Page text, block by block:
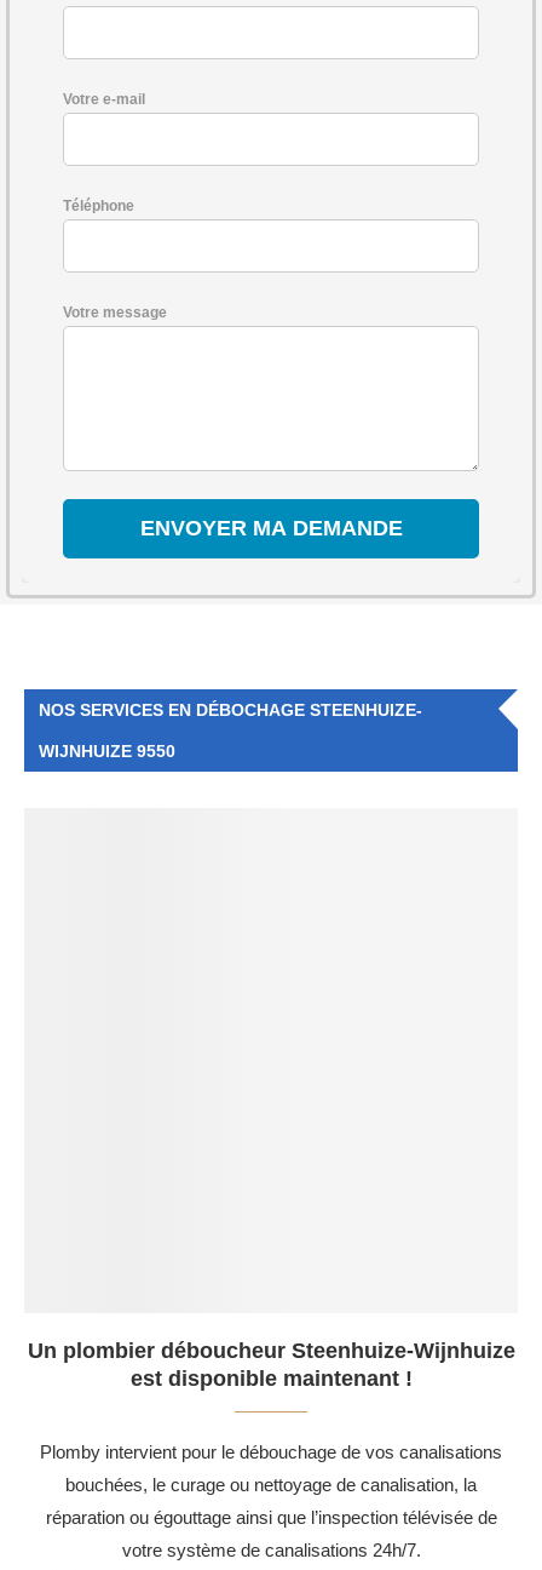
Votre e-mail
Téléphone
Votre message
NOS SERVICES EN DÉBOCHAGE STEENHUIZE-
WIJNHUIZE 9550
Un plombier déboucheur Steenhuize-Wijnhuize
est disponible maintenant !
Plomby intervient pour le débouchage de vos canalisations
bouchées, le curage ou nettoyage de canalisation, la
réparation ou égouttage ainsi que l’inspection télévisée de
votre système de canalisations 24h/7.